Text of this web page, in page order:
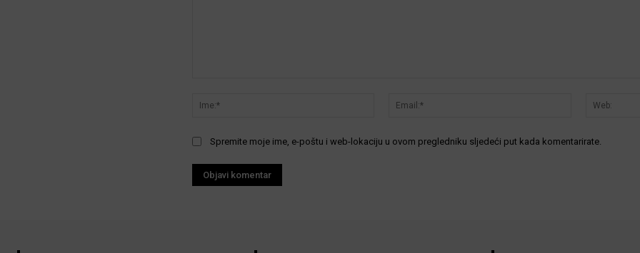
Ime:*
Email:*
Spremite moje ime, e-poštu i web-lokaciju u ovom pregledniku sljedeći put kada komentarirate.